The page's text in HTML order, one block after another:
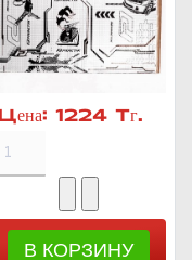
Цена: 1224 Тг.